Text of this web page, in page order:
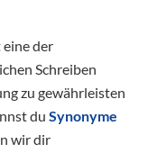
der
Schreiben
zu gewährleisten
du Synonyme
wir dir